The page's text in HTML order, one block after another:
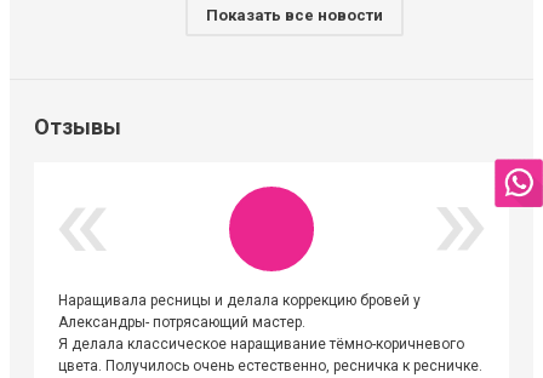
Показать все новости
Отзывы
Наращивала ресницы и делала коррекцию бровей у
Александры- потрясающий мастер.
Я делала классическое наращивание тёмно-коричневого
цвета. Получилось очень естественно, ресничка к ресничке.